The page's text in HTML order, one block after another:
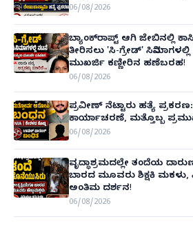
06/08/2026
ಬ್ಯಾಂಕ್‌ರಾಪ್ಟ್‌ ಆಗಿ ಜೇಬಿನಲ್ಲಿ
ತೀರಿಸಲು 'ಸಿ-ಗ್ರೇಡ್'
ಮುಖರ್ಜಿ ಕಣ್ಣೀರಿನ ಹಣೆಬರಹ!
06/08/2026
ಪ್ರವೀಣ್ ನೆಟ್ಟಾರು ಹತ್ಯೆ
ಕಾರ್ಯಾಚರಣೆ, ಮತ್ತೊಬ್ಬ
06/08/2026
ವೃದ್ಧಾಶ್ರಮದಲ್ಲೇ ತಂದೆಯ
ಬಾರದ ಮೂವರು ಶಿಕ್ಷಕಿ
ಅಂತಿಮ ದರ್ಶನ!
06/08/2026